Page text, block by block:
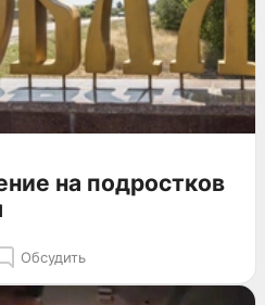
на подростков
Обсудить